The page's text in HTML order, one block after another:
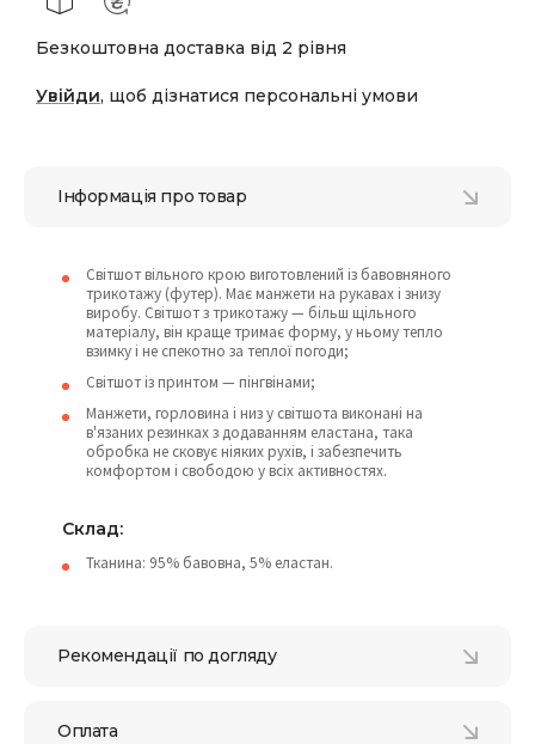
Безкоштовна доставка від 2 рівня
Увійди, щоб дізнатися персональні умови
Інформація про товар
Світшот вільного крою виготовлений із бавовняного
трикотажу (футер). Має манжети на рукавах і знизу
виробу. Світшот з трикотажу — більш щільного
матеріалу, він краще тримає форму, у ньому тепло
взимку і не спекотно за теплої погоди;
Світшот із принтом — пінгвінами;
Манжети, горловина і низ у світшота виконані на
в'язаних резинках з додаванням еластана, така
обробка не сковує ніяких рухів, і забезпечить
комфортом і свободою у всіх активностях.
Склад:
Тканина: 95% бавовна, 5% еластан.
Рекомендації по догляду
Оплата